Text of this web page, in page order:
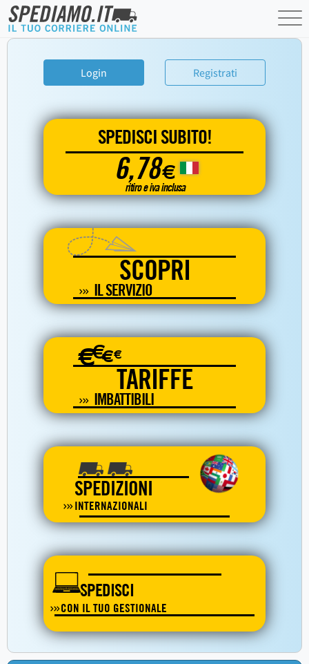
Login Registrati
SPEDISCI SUBITO!
6,78€
ritiro e iva inclusa
SCOPRI
IL SERVIZIO
€€€€
TARIFFE
IMBATTIBILI
SPEDIZIONI
INTERNAZIONALI
SPEDISCI
CON IL TUO GESTIONALE